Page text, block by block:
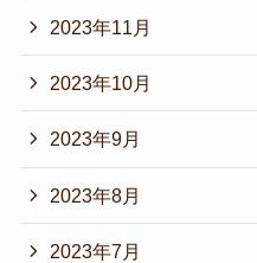
2023年11月
2023年10月
2023年9月
2023年8月
2023年7月